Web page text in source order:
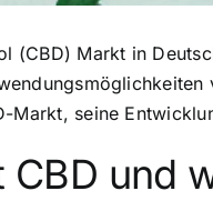
(CBD) Markt in
Markt, seine
CBD und